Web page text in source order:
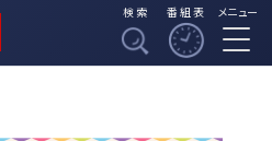
検索 番組表 メニュー